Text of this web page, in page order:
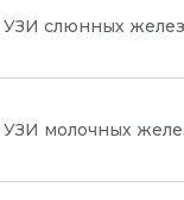
УЗИ слюнных желез
УЗИ молочных